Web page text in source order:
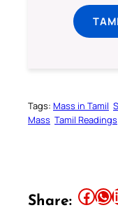
Tags: Mass in Tamil
Mass Tamil Readings
Share: Share this article on Facebook Share this article on WhatsApp Share this